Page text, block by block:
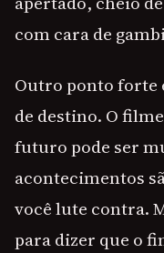
com cara de
Outro ponto forte
de destino. O
futuro pode ser
acontecimentos
você lute contra.
para dizer que o